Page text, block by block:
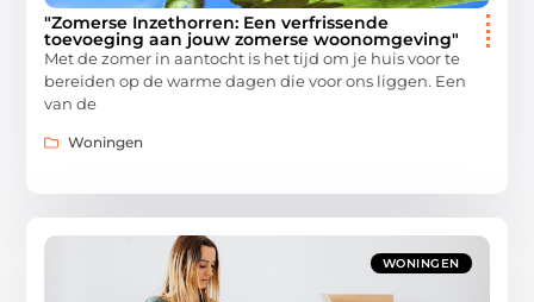
"Zomerse Inzethorren: Een verfrissende
toevoeging aan jouw zomerse woonomgeving"
Met de zomer in aantocht is het tijd om je huis voor te
bereiden op de warme dagen die voor ons liggen. Een
van de
Woningen
WONINGEN